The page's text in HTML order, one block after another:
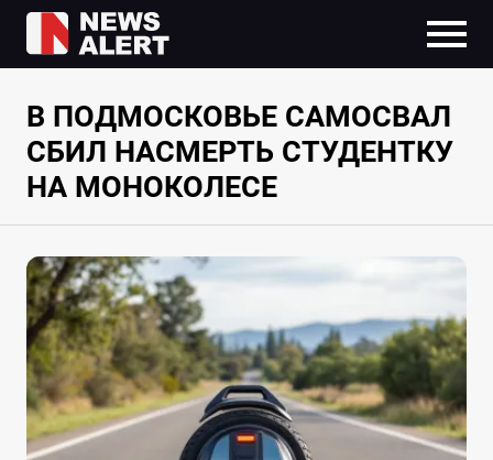
В ПОДМОСКОВЬЕ САМОСВАЛ
СБИЛ НАСМЕРТЬ СТУДЕНТКУ
НА МОНОКОЛЕСЕ